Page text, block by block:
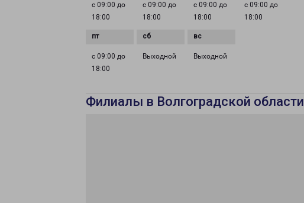
с 09:00 до
18:00
с 09:00 до
18:00
с 09:00 до
18:00
с 09:00 до
18:00
с 09:00 до
18:00
Выходной Выходной
Филиалы в Волгоградской области